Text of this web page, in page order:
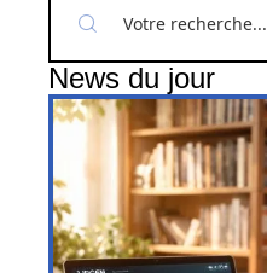
News du jour